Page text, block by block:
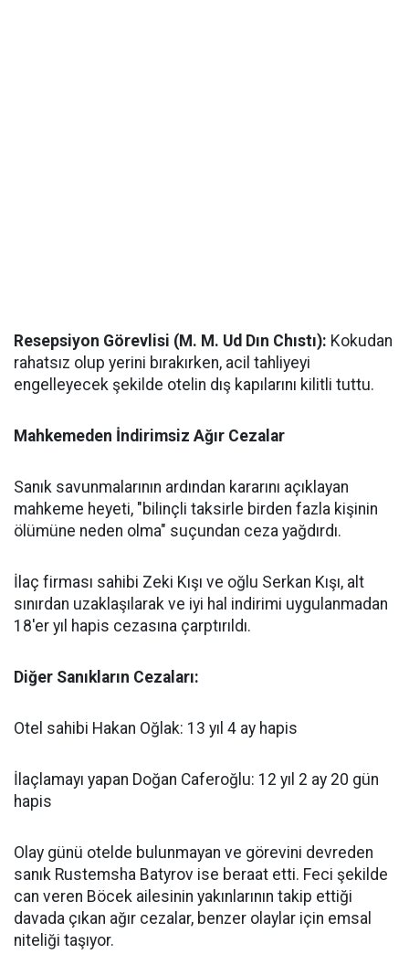
​Resepsiyon Görevlisi (M. M. Ud Dın Chıstı): Kokudan
rahatsız olup yerini bırakırken, acil tahliyeyi
engelleyecek şekilde otelin dış kapılarını kilitli tuttu.
​Mahkemeden İndirimsiz Ağır Cezalar
​Sanık savunmalarının ardından kararını açıklayan
mahkeme heyeti, "bilinçli taksirle birden fazla kişinin
ölümüne neden olma" suçundan ceza yağdırdı.
​İlaç firması sahibi Zeki Kışı ve oğlu Serkan Kışı, alt
sınırdan uzaklaşılarak ve iyi hal indirimi uygulanmadan
18'er yıl hapis cezasına çarptırıldı.
Diğer Sanıkların Cezaları:
​Otel sahibi Hakan Oğlak: 13 yıl 4 ay hapis
​İlaçlamayı yapan Doğan Caferoğlu: 12 yıl 2 ay 20 gün
hapis
​Olay günü otelde bulunmayan ve görevini devreden
sanık Rustemsha Batyrov ise beraat etti. Feci şekilde
can veren Böcek ailesinin yakınlarının takip ettiği
davada çıkan ağır cezalar, benzer olaylar için emsal
niteliği taşıyor.